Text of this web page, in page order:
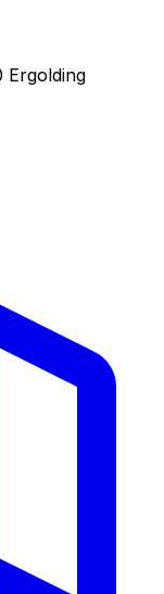
Ergolding